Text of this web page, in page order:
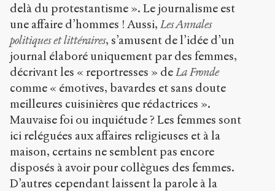
delà du protestantisme ». Le journalisme est
une affaire d’hommes ! Aussi, Les Annales
politiques et littéraires, s’amusent de l’idée d’un
journal élaboré uniquement par des femmes,
décrivant les « reportresses » deLa Fronde
comme « émotives, bavardes et sans doute
meilleures cuisinières que rédactrices ».
Mauvaise foi ou inquiétude ? Les femmes sont
ici reléguées aux affaires religieuses et à la
maison, certains ne semblent pas encore
disposés à avoir pour collègues des femmes.
D’autres cependant laissent la parole à la